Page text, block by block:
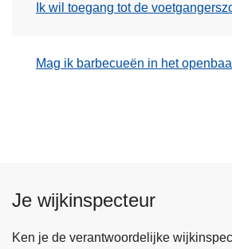
Ik wil toegang tot de
Mag ik barbecueën in het
Je wijkinspecteur
Ken je de verantwoordelijke